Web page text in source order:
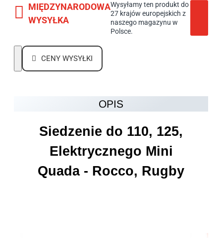
MIĘDZYNARODOWA
WYSYŁKA
Wysyłamy ten produkt do
27 krajów europejskich z
naszego magazynu w
Polsce.
CENY WYSYŁKI
OPIS
Siedzenie do 110, 125,
Elektrycznego Mini
Quada - Rocco, Rugby